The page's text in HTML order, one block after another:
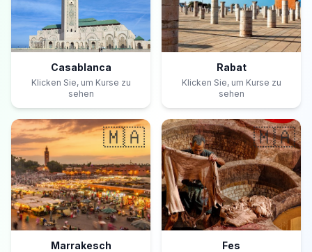
Casablanca
Klicken Sie, um Kurse zu
sehen
Rabat
Klicken Sie, um Kurse zu
sehen
🇲🇦
Marrakesch
🇲🇦
Fes